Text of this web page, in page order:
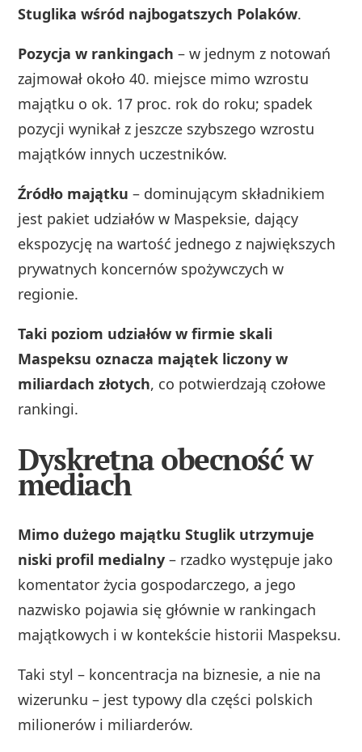
Stuglika wśród najbogatszych Polaków.
Pozycja w rankingach – w jednym z notowań
zajmował około 40. miejsce mimo wzrostu
majątku o ok. 17 proc. rok do roku; spadek
pozycji wynikał z jeszcze szybszego wzrostu
majątków innych uczestników.
Źródło majątku – dominującym składnikiem
jest pakiet udziałów w Maspeksie, dający
ekspozycję na wartość jednego z największych
prywatnych koncernów spożywczych w
regionie.
Taki poziom udziałów w firmie skali
Maspeksu oznacza majątek liczony w
miliardach złotych, co potwierdzają czołowe
rankingi.
Dyskretna obecność w
mediach
Mimo dużego majątku Stuglik utrzymuje
niski profil medialny – rzadko występuje jako
komentator życia gospodarczego, a jego
nazwisko pojawia się głównie w rankingach
majątkowych i w kontekście historii Maspeksu.
Taki styl – koncentracja na biznesie, a nie na
wizerunku – jest typowy dla części polskich
milionerów i miliarderów.